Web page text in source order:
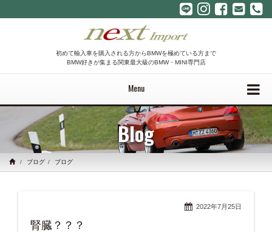
初めて輸入車を購入される方からBMWを極めている方まで
BMW好きが集まる関東最大級のBMW・MINI専門店
Menu
Blog
ブログ ブログ
2022年7月25日
腎臓？？？